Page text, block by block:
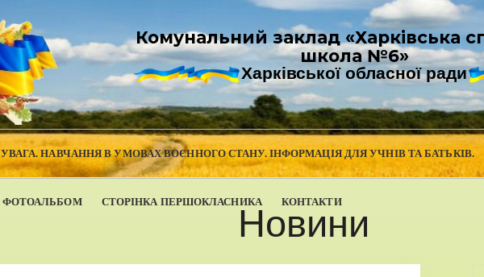
Комунальний заклад «Харківська
школа №6»
Харківської обласної ради
УВАГА. НАВЧАННЯ В УМОВАХ ВОЄННОГО СТАНУ. ІНФОРМАЦІЯ ДЛЯ УЧНІВ ТА БАТЬКІВ.
ФОТОАЛЬБОМ СТОРІНКА ПЕРШОКЛАСНИКА КОНТАКТИ
Новини